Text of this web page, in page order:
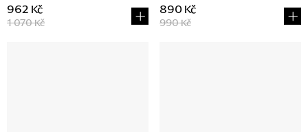
1 070 Kč
962 Kč
990 Kč
890 Kč